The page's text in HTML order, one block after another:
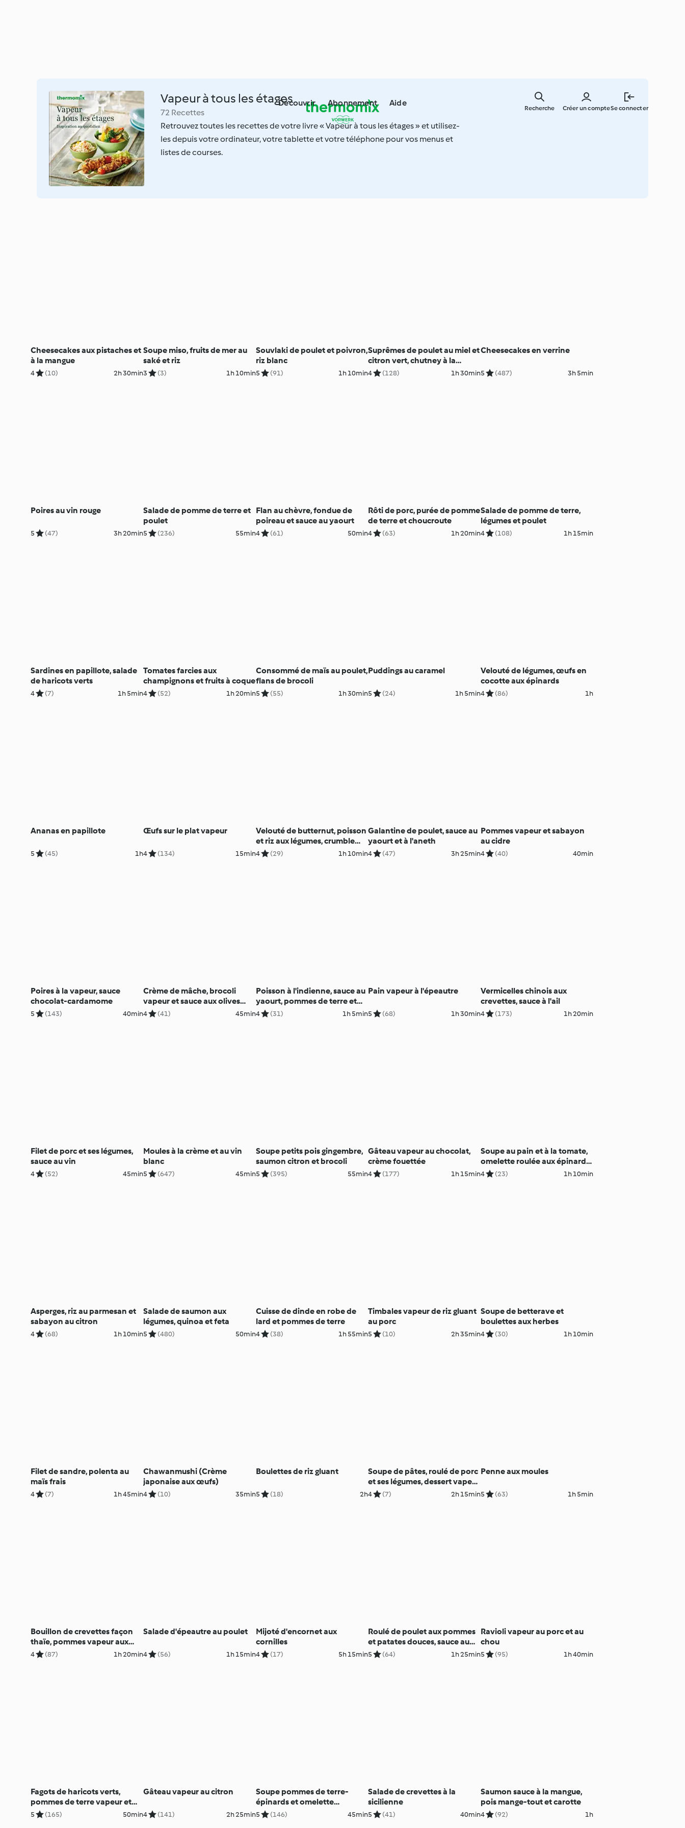
main
Découvrir Abonnement Aide
Créer un compteSe connecter
Recherche
Vapeur à tous les étages
72 Recettes
Retrouvez toutes les recettes de votre livre « Vapeur à tous les étages » et utilisez-
les depuis votre ordinateur, votre tablette et votre téléphone pour vos menus et
listes de courses.
Cheesecakes aux pistaches et
à la mangue
4 (10) 2h 30min
Soupe miso, fruits de mer au
saké et riz
3 (3) 1h 10min
Souvlaki de poulet et poivron,
riz blanc
5 (91) 1h 10min
Suprêmes de poulet au miel et
citron vert, chutney à la
mangue
4 (128) 1h 30min
Cheesecakes en verrine
5 (487) 3h 5min
Poires au vin rouge
5 (47) 3h 20min
Salade de pomme de terre et
poulet
5 (236) 55min
Flan au chèvre, fondue de
poireau et sauce au yaourt
4 (61) 50min
Rôti de porc, purée de pomme
de terre et choucroute
4 (63) 1h 20min
Salade de pomme de terre,
légumes et poulet
4 (108) 1h 15min
Sardines en papillote, salade
de haricots verts
4 (7) 1h 5min
Tomates farcies aux
champignons et fruits à coque
4 (52) 1h 20min
Consommé de maïs au poulet,
flans de brocoli
5 (55) 1h 30min
Puddings au caramel
5 (24) 1h 5min
Velouté de légumes, œufs en
cocotte aux épinards
4 (86) 1h
Ananas en papillote
5 (45) 1h
Œufs sur le plat vapeur
4 (134) 15min
Velouté de butternut, poisson
et riz aux légumes, crumble
pomme-poire
4 (29) 1h 10min
Galantine de poulet, sauce au
yaourt et à l'aneth
4 (47) 3h 25min
Pommes vapeur et sabayon
au cidre
4 (40) 40min
Poires à la vapeur, sauce
chocolat-cardamome
5 (143) 40min
Crème de mâche, brocoli
vapeur et sauce aux olives
noires
4 (41) 45min
Poisson à l'indienne, sauce au
yaourt, pommes de terre et
légumes
4 (31) 1h 5min
Pain vapeur à l'épeautre
5 (68) 1h 30min
Vermicelles chinois aux
crevettes, sauce à l'ail
4 (173) 1h 20min
Filet de porc et ses légumes,
sauce au vin
4 (52) 45min
Moules à la crème et au vin
blanc
5 (647) 45min
Soupe petits pois gingembre,
saumon citron et brocoli
5 (395) 55min
Gâteau vapeur au chocolat,
crème fouettée
4 (177) 1h 15min
Soupe au pain et à la tomate,
omelette roulée aux épinards
et ratatouille vapeur
4 (23) 1h 10min
Asperges, riz au parmesan et
sabayon au citron
4 (68) 1h 10min
Salade de saumon aux
légumes, quinoa et feta
5 (480) 50min
Cuisse de dinde en robe de
lard et pommes de terre
4 (38) 1h 55min
Timbales vapeur de riz gluant
au porc
5 (10) 2h 35min
Soupe de betterave et
boulettes aux herbes
4 (30) 1h 10min
Filet de sandre, polenta au
maïs frais
4 (7) 1h 45min
Chawanmushi (Crème
japonaise aux œufs)
4 (10) 35min
Boulettes de riz gluant
5 (18) 2h
Soupe de pâtes, roulé de porc
et ses légumes, dessert vapeur
à la framboise et muffins aux
4 (7) 2h 15min
Penne aux moules
5 (63) 1h 5min
Bouillon de crevettes façon
thaïe, pommes vapeur aux
épices
4 (87) 1h 20min
Salade d'épeautre au poulet
4 (56) 1h 15min
Mijoté d'encornet aux
cornilles
4 (17) 5h 15min
Roulé de poulet aux pommes
et patates douces, sauce au
curry
5 (64) 1h 25min
Ravioli vapeur au porc et au
chou
5 (95) 1h 40min
Fagots de haricots verts,
pommes de terre vapeur et
beurre au thym
5 (165) 50min
Gâteau vapeur au citron
4 (141) 2h 25min
Soupe pommes de terre-
épinards et omelette
muscade
5 (146) 45min
Salade de crevettes à la
sicilienne
5 (41) 40min
Saumon sauce à la mangue,
pois mange-tout et carotte
4 (92) 1h